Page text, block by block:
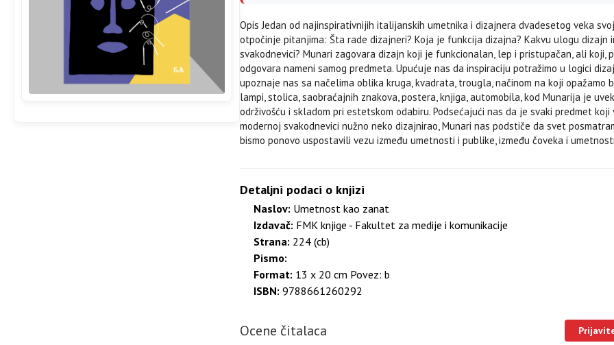
Opis Jedan od najinspirativnijih italijanskih umetnika i dizajnera dvadesetog veka
otpočinje pitanjima: Šta rade dizajneri? Koja je funkcija dizajna? Kakvu ulogu dizajn
svakodnevici? Munari zagovara dizajn koji je funkcionalan, lep i pristupačan, ali koji,
odgovara nameni samog predmeta. Upućuje nas da inspiraciju potražimo u logici
upoznaje nas sa načelima oblika kruga, kvadrata, trougla, načinom na koji opažamo
lampi, stolica, saobraćajnih znakova, postera, knjiga, automobila, kod Munarija je
održivošću i skladom pri estetskom odabiru. Podsećajući nas da je svaki predmet koji
modernoj svakodnevici nužno neko dizajnirao, Munari nas podstiče da svet
bismo ponovo uspostavili vezu između umetnosti i publike, između čoveka i
Detaljni podaci o knjizi
Naslov: Umetnost kao zanat
Izdavač: FMK knjige - Fakultet za medije i komunikacije
Strana: 224 (cb)
Pismo:
Format: 13 x 20 cm Povez: b
ISBN: 9788661260292
Ocene čitalaca